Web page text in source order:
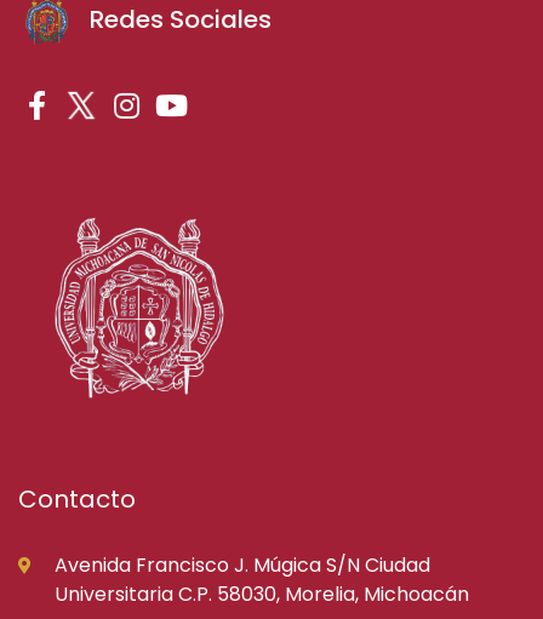
Redes Sociales
Contacto
Avenida Francisco J. Múgica S/N Ciudad
Universitaria C.P. 58030, Morelia, Michoacán